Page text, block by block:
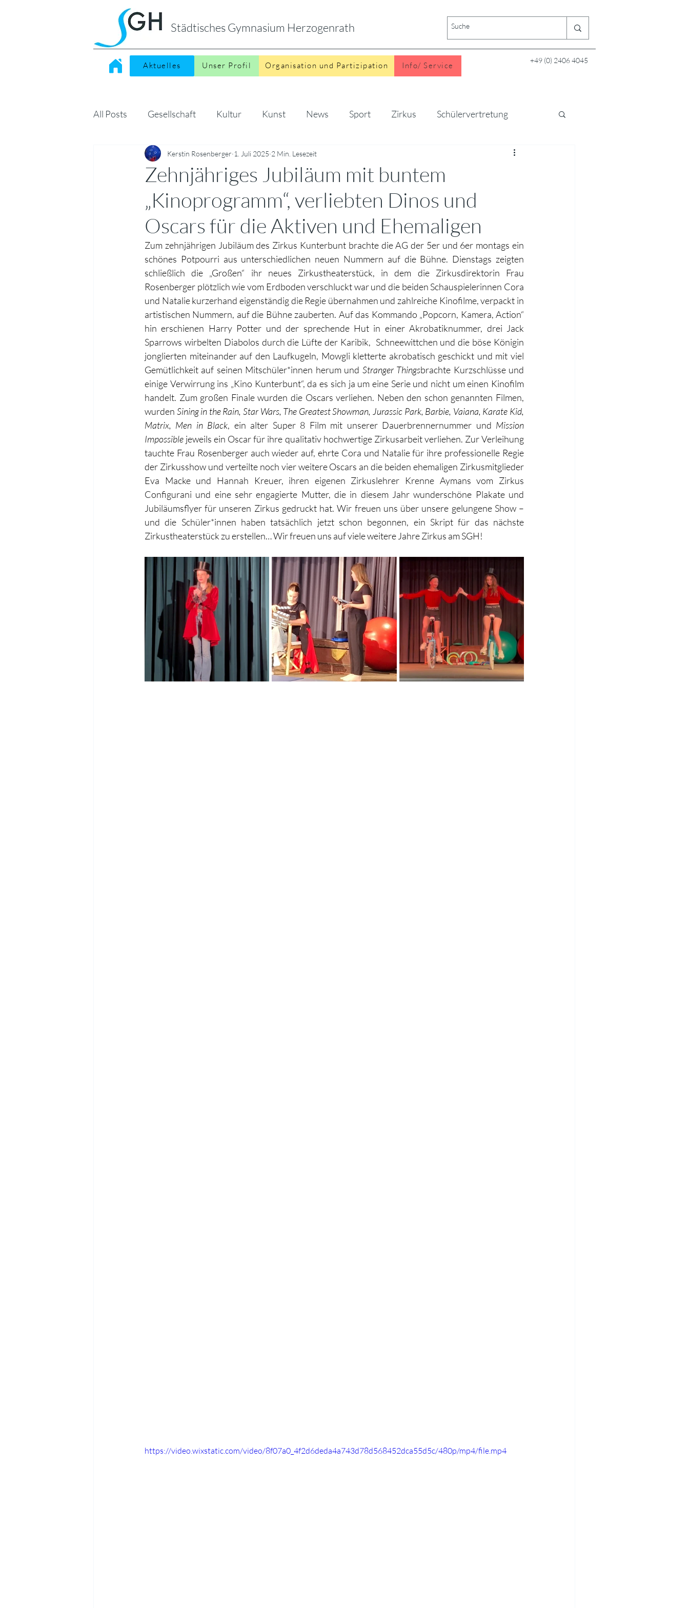
Städtisches Gymnasium Herzogenrath
Aktuelles Unser Profil Organisation und Partizipation Info/ Service
+49 (0) 2406 4045
All Posts Gesellschaft Kultur Kunst News Sport Zirkus Schülervertretung
Sonstiges MINT Kino
Zehnjähriges Jubiläum mit buntem
„Kinoprogramm“, verliebten Dinos und
Oscars für die Aktiven und Ehemaligen
Kerstin Rosenberger 1. Juli 2025 2 Min. Lesezeit
Zum zehnjährigen Jubiläum des Zirkus Kunterbunt brachte die AG der 5er und 6er montags ein
schönes Potpourri aus unterschiedlichen neuen Nummern auf die Bühne. Dienstags zeigten
schließlich die „Großen“ ihr neues Zirkustheaterstück, in dem die Zirkusdirektorin Frau
Rosenberger plötzlich wie vom Erdboden verschluckt war und die beiden Schauspielerinnen Cora
und Natalie kurzerhand eigenständig die Regie übernahmen und zahlreiche Kinofilme, verpackt in
artistischen Nummern, auf die Bühne zauberten. Auf das Kommando „Popcorn, Kamera, Action“
hin erschienen Harry Potter und der sprechende Hut in einer Akrobatiknummer, drei Jack
Sparrows wirbelten Diabolos durch die Lüfte der Karibik,  Schneewittchen und die böse Königin
jonglierten miteinander auf den Laufkugeln, Mowgli kletterte akrobatisch geschickt und mit viel
Gemütlichkeit auf seinen Mitschüler*innen herum und Stranger Thingsbrachte Kurzschlüsse und
einige Verwirrung ins „Kino Kunterbunt“, da es sich ja um eine Serie und nicht um einen Kinofilm
handelt. Zum großen Finale wurden die Oscars verliehen. Neben den schon genannten Filmen,
wurden Sining in the Rain, Star Wars, The Greatest Showman, Jurassic Park, Barbie, Vaiana, Karate Kid,
Matrix, Men in Black, ein alter Super 8 Film mit unserer Dauerbrennernummer und Mission
Impossible jeweils ein Oscar für ihre qualitativ hochwertige Zirkusarbeit verliehen. Zur Verleihung
tauchte Frau Rosenberger auch wieder auf, ehrte Cora und Natalie für ihre professionelle Regie
der Zirkusshow und verteilte noch vier weitere Oscars an die beiden ehemaligen Zirkusmitglieder
Eva Macke und Hannah Kreuer, ihren eigenen Zirkuslehrer Krenne Aymans vom Zirkus
Configurani und eine sehr engagierte Mutter, die in diesem Jahr wunderschöne Plakate und
Jubiläumsflyer für unseren Zirkus gedruckt hat. Wir freuen uns über unsere gelungene Show –
und die Schüler*innen haben tatsächlich jetzt schon begonnen, ein Skript für das nächste
Zirkustheaterstück zu erstellen… Wir freuen uns auf viele weitere Jahre Zirkus am SGH!
https://video.wixstatic.com/video/8f07a0_4f2d6deda4a743d78d568452dca55d5c/480p/mp4/file.mp4